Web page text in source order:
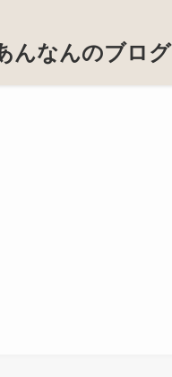
んなんのブログ